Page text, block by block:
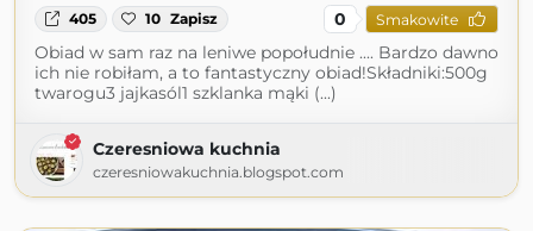
405 10 Zapisz 0 Smakowite
Obiad w sam raz na leniwe popołudnie .... Bardzo dawno
ich nie robiłam, a to fantastyczny obiad!Składniki:500g
twarogu3 jajkasól1 szklanka mąki (...)
Czeresniowa kuchnia
czeresniowakuchnia.blogspot.com